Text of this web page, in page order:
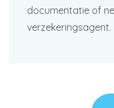
documentatie of
verzekeringsagent.